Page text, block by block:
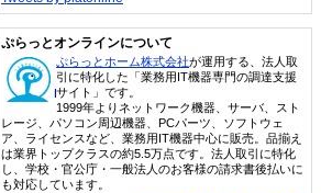
ぷらっとオンラインについて
ぷらっとホーム株式会社が運用する、法人取
引に特化した「業務用IT機器専門の調達支援
サイト」です。
1999年よりネットワーク機器、サーバ、スト
レージ、パソコン周辺機器、PCパーツ、ソフトウェ
ア、ライセンスなど、業務用IT機器中心に販売。品揃え
は業界トップクラスの約5.5万点です。法人取引に特化
し、学校・官公庁・一般法人のお客様の請求書後払いに
も対応しています。